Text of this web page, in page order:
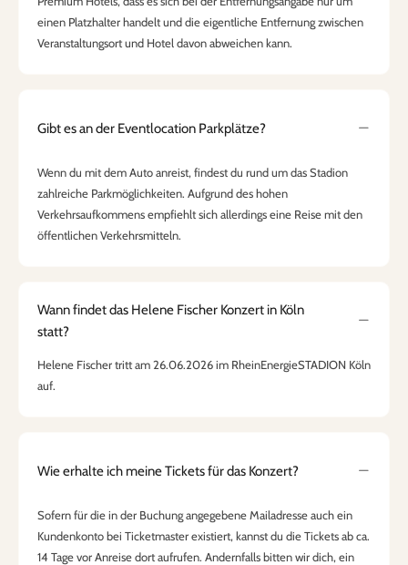
einen Platzhalter handelt und die eigentliche Entfernung zwischen
Veranstaltungsort und Hotel davon abweichen kann.
Gibt es an der Eventlocation Parkplätze?
Wenn du mit dem Auto anreist, findest du rund um das Stadion
zahlreiche Parkmöglichkeiten. Aufgrund des hohen
Verkehrsaufkommens empfiehlt sich allerdings eine Reise mit den
öffentlichen Verkehrsmitteln.
Wann findet das Helene Fischer Konzert in Köln
statt?
Helene Fischer tritt am 26.06.2026 im RheinEnergieSTADION Köln
auf.
Wie erhalte ich meine Tickets für das Konzert?
Sofern für die in der Buchung angegebene Mailadresse auch ein
Kundenkonto bei Ticketmaster existiert, kannst du die Tickets ab ca.
14 Tage vor Anreise dort aufrufen. Andernfalls bitten wir dich, ein